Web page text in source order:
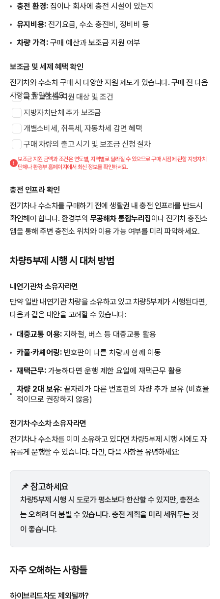
충전 환경: 집이나 회사에 충전 시설이 있는지
유지비용: 전기요금, 수소 충전비, 정비비 등
차량 가격: 구매 예산과 보조금 지원 여부
보조금 및 세제 혜택 확인
전기차와 수소차 구매 시 다양한 지원 제도가 있습니다. 구매 전 다음
사항을 확인하세요:
국고 보조금 지원 대상 및 조건
지방자치단체 추가 보조금
개별소비세, 취득세, 자동차세 감면 혜택
구매 차량의 출고 시기 및 보조금 신청 절차
보조금 지원 금액과 조건은 연도별, 지역별로 달라질 수 있으므로 구매 시점에 관할 지방자치
단체나 환경부 홈페이지에서 최신 정보를 확인하세요.
충전 인프라 확인
전기차나 수소차를 구매하기 전에 생활권 내 충전 인프라를 반드시
확인해야 합니다. 환경부의 무공해차 통합누리집이나 전기차 충전소
앱을 통해 주변 충전소 위치와 이용 가능 여부를 미리 파악하세요.
차량5부제 시행 시 대처 방법
내연기관차 소유자라면
만약 일반 내연기관 차량을 소유하고 있고 차량5부제가 시행된다면,
다음과 같은 대안을 고려할 수 있습니다:
대중교통 이용: 지하철, 버스 등 대중교통 활용
카풀·카셰어링: 번호판이 다른 차량과 함께 이동
재택근무: 가능하다면 운행 제한 요일에 재택근무 활용
차량 2대 보유: 끝자리가 다른 번호판의 차량 추가 보유 (비효율
적이므로 권장하지 않음)
전기차·수소차 소유자라면
전기차나 수소차를 이미 소유하고 있다면 차량5부제 시행 시에도 자
유롭게 운행할 수 있습니다. 다만, 다음 사항을 유념하세요:
📌 참고하세요
차량5부제 시행 시 도로가 평소보다 한산할 수 있지만, 충전소
는 오히려 더 붐빌 수 있습니다. 충전 계획을 미리 세워두는 것
이 좋습니다.
자주 오해하는 사항들
하이브리드차도 제외될까?